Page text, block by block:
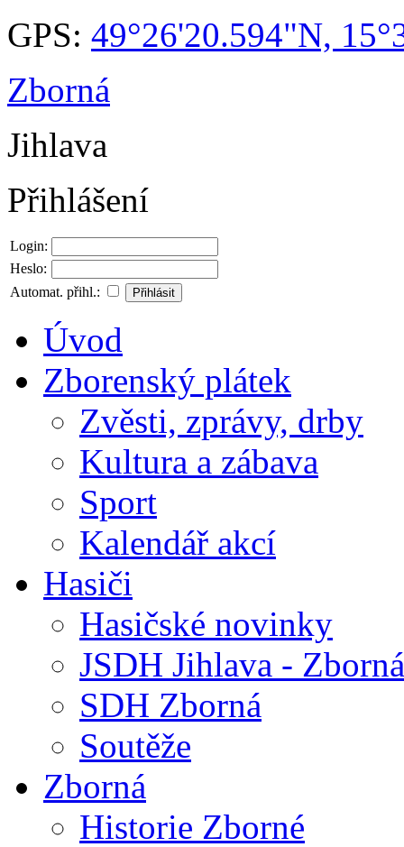
GPS: 49°26'20.594"N,
Zborná
Jihlava
Přihlášení
Login:
Heslo:
Automat. přihl.:
Úvod
Zborenský plátek
Zvěsti, zprávy, drby
Kultura a zábava
Sport
Kalendář akcí
Hasiči
Hasičské novinky
JSDH Jihlava - Zborná
SDH Zborná
Soutěže
Zborná
Historie Zborné